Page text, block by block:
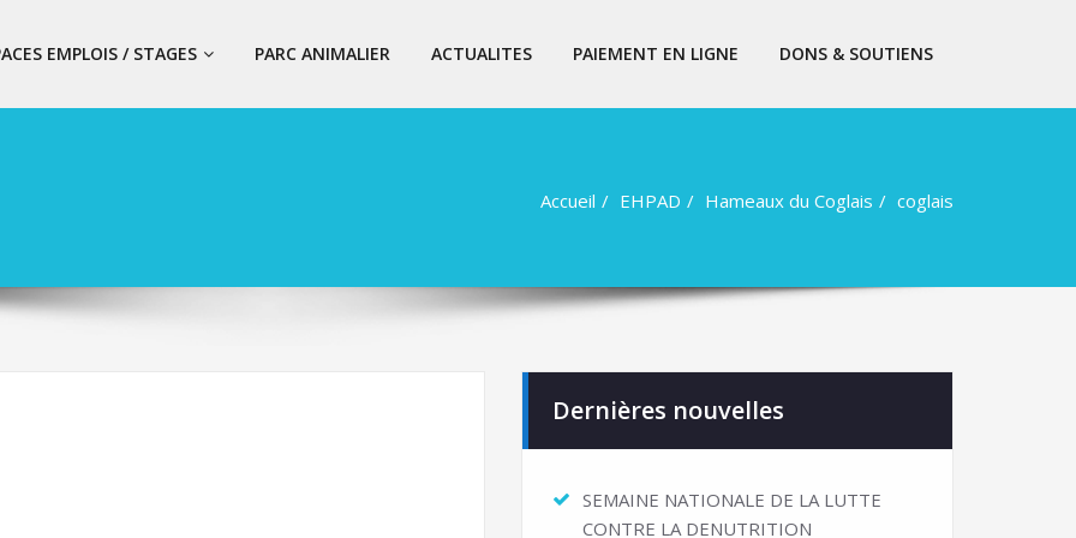
EMPLOIS / STAGES PARC ANIMALIER ACTUALITES PAIEMENT EN LIGNE DONS & SOUTIENS
Accueil EHPAD Hameaux du Coglais coglais
Dernières nouvelles
SEMAINE NATIONALE DE LA LUTTE
CONTRE LA DENUTRITION